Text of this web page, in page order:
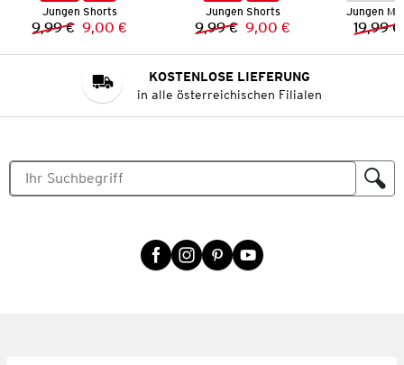
Jungen Shorts
Vorheriger Preis:
9,99 € Neuer Preis:
9,00 €
Jungen Shorts
Vorheriger Preis:
9,99 € Neuer Preis:
9,00 €
Jungen
19,99 €
KOSTENLOSE LIEFERUNG
in alle österreichischen Filialen